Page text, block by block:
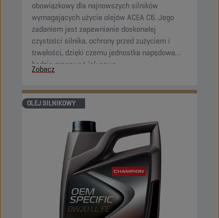
obowiązkowy dla najnowszych silników
wymagających użycia olejów ACEA C6. Jego
zadaniem jest zapewnianie doskonałej
czystości silnika, ochrony przed zużyciem i
trwałości, dzięki czemu jednostka napędowa
będzie pracować jak nowa.
Zobacz
OLEJ SILNIKOWY